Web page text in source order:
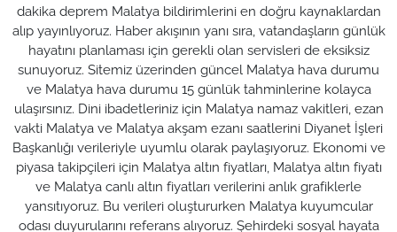
dakika deprem Malatya bildirimlerini en doğru kaynaklardan
alıp yayınlıyoruz. Haber akışının yanı sıra, vatandaşların günlük
hayatını planlaması için gerekli olan servisleri de eksiksiz
sunuyoruz. Sitemiz üzerinden güncel Malatya hava durumu
ve Malatya hava durumu 15 günlük tahminlerine kolayca
ulaşırsınız. Dini ibadetleriniz için Malatya namaz vakitleri, ezan
vakti Malatya ve Malatya akşam ezanı saatlerini Diyanet İşleri
Başkanlığı verileriyle uyumlu olarak paylaşıyoruz. Ekonomi ve
piyasa takipçileri için Malatya altın fiyatları, Malatya altın fiyatı
ve Malatya canlı altın fiyatları verilerini anlık grafiklerle
yansıtıyoruz. Bu verileri oluştururken Malatya kuyumcular
odası duyurularını referans alıyoruz. Şehirdeki sosyal hayata